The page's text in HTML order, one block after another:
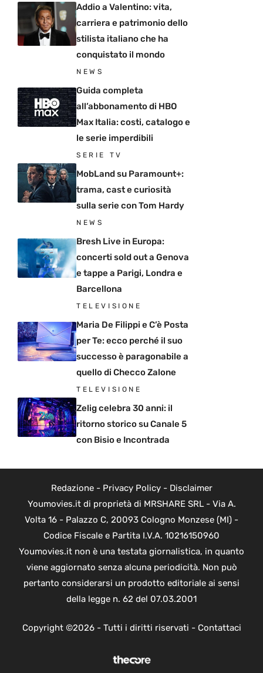
Addio a Valentino: vita,
carriera e patrimonio dello
stilista italiano che ha
conquistato il mondo
NEWS
Guida completa
all’abbonamento di HBO
Max Italia: costi, catalogo e
le serie imperdibili
SERIE TV
MobLand su Paramount+:
trama, cast e curiosità
sulla serie con Tom Hardy
NEWS
Bresh Live in Europa:
concerti sold out a Genova
e tappe a Parigi, Londra e
Barcellona
TELEVISIONE
Maria De Filippi e C’è Posta
per Te: ecco perché il suo
successo è paragonabile a
quello di Checco Zalone
TELEVISIONE
Zelig celebra 30 anni: il
ritorno storico su Canale 5
con Bisio e Incontrada
Redazione- Privacy Policy- Disclaimer
Youmovies.it di proprietà di MRSHARE SRL - Via A.
Volta 16 - Palazzo C, 20093 Cologno Monzese (MI) -
Codice Fiscale e Partita I.V.A. 10216150960
Youmovies.it non è una testata giornalistica, in quanto
viene aggiornato senza alcuna periodicità. Non può
pertanto considerarsi un prodotto editoriale ai sensi
della legge n. 62 del 07.03.2001
Copyright ©2026 - Tutti i diritti riservati - Contattaci